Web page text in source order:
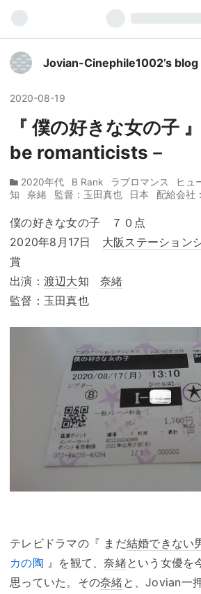
Jovian-Cinephile1002’s blog
2020-08-19
『 僕の好きな女の子
be romanticists－
2020年代 B Rank ラブロマンス ヒュ
知
奈緒 監督：玉田真也 日本 配給会社
僕の好きな女の子 ７０点
2020年8月17日 大阪ステーション
賞
出演： 渡辺大知 奈緒
監督：玉田真也
テレビドラマの『 まだ結婚できない
カの陶 』を観て、奈緒という女優を
思っていた。その奈緒と、Jovian一